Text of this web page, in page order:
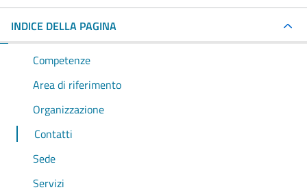
INDICE DELLA PAGINA
Competenze
Area di riferimento
Organizzazione
Contatti
Sede
Servizi